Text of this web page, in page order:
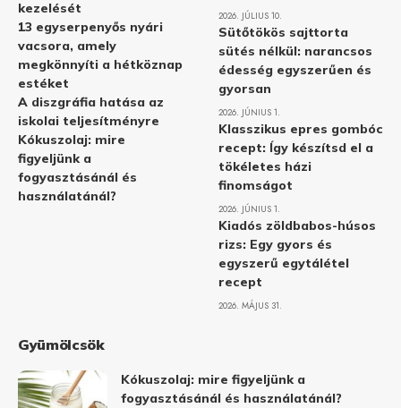
kezelését
13 egyserpenyős nyári
vacsora, amely
megkönnyíti a hétköznap
estéket
A diszgráfia hatása az
iskolai teljesítményre
Kókuszolaj: mire
figyeljünk a
fogyasztásánál és
használatánál?
2026. JÚLIUS 10.
Sütőtökös sajttorta
sütés nélkül: narancsos
édesség egyszerűen és
gyorsan
2026. JÚNIUS 1.
Klasszikus epres gombóc
recept: Így készítsd el a
tökéletes házi
finomságot
2026. JÚNIUS 1.
Kiadós zöldbabos-húsos
rizs: Egy gyors és
egyszerű egytálétel
recept
2026. MÁJUS 31.
Gyümölcsök
Kókuszolaj: mire figyeljünk a
fogyasztásánál és használatánál?